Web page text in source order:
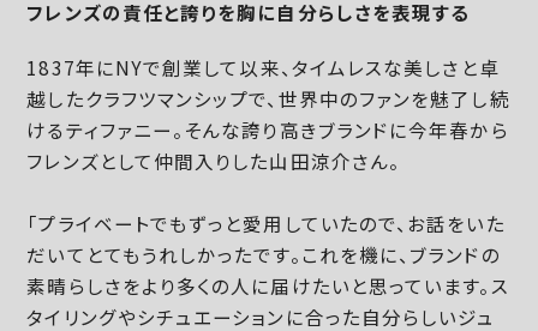
フレンズの責任と誇りを胸に自分らしさを表現する
1837年にNYで創業して以来、タイムレスな美しさと卓
越したクラフツマンシップで、世界中のファンを魅了し続
けるティファニー。そんな誇り高きブランドに今年春から
フレンズとして仲間入りした山田涼介さん。
「プライベートでもずっと愛用していたので、お話をいた
だいてとてもうれしかったです。これを機に、ブランドの
素晴らしさをより多くの人に届けたいと思っています。ス
タイリングやシチュエーションに合った自分らしいジュ